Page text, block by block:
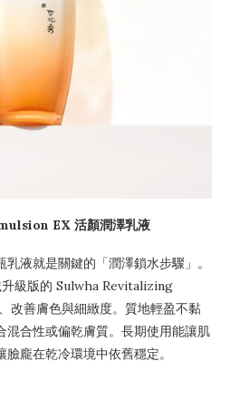
EX 活顏潤澤乳液
液就是關鍵的「潤澤鎖水步驟」。
級版的 Sulwha Revitalizing
善膚色與細緻度。質地輕盈不黏
混合性或偏乾膚質。長期使用能讓肌
龐在乾冷環境中依舊穩定。